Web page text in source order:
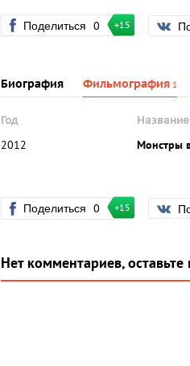
Поделиться 0 +15
Биография Фильмография 1
Год
2012 Монстры
Поделиться 0 +15
Нет комментариев,